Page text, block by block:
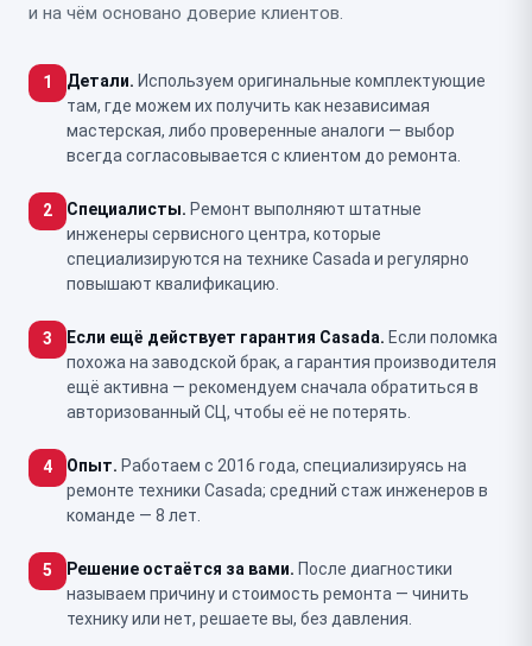
и на чём основано доверие клиентов.
1 Детали. Используем оригинальные комплектующие
там, где можем их получить как независимая
мастерская, либо проверенные аналоги — выбор
всегда согласовывается с клиентом до ремонта.
2 Специалисты. Ремонт выполняют штатные
инженеры сервисного центра, которые
специализируются на технике Casada и регулярно
повышают квалификацию.
3 Если ещё действует гарантия Casada. Если поломка
похожа на заводской брак, а гарантия производителя
ещё активна — рекомендуем сначала обратиться в
авторизованный СЦ, чтобы её не потерять.
4 Опыт. Работаем с 2016 года, специализируясь на
ремонте техники Casada; средний стаж инженеров в
команде — 8 лет.
5 Решение остаётся за вами. После диагностики
называем причину и стоимость ремонта — чинить
технику или нет, решаете вы, без давления.